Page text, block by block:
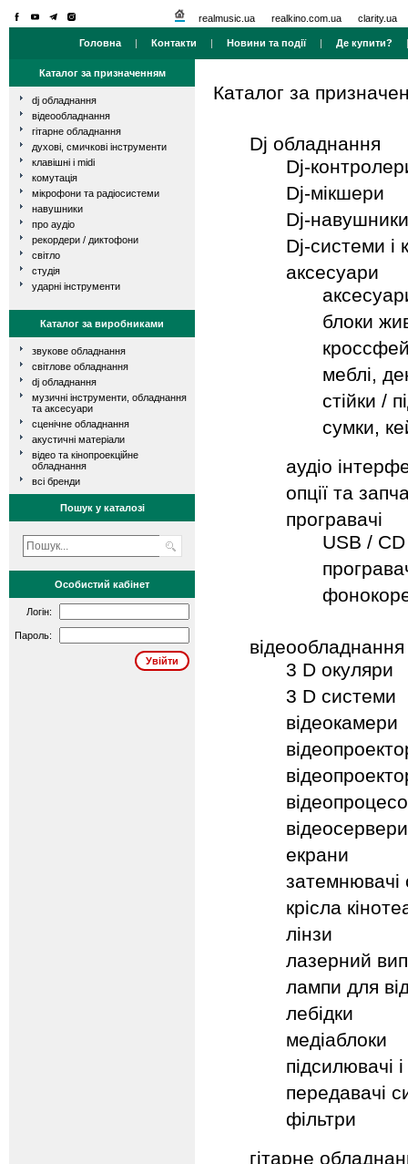
realmusic.ua realkino.com.ua clarity.ua
Головна | Контакти | Новини та події| Де купити?
Каталог за призначенням
dj обладнання
відеообладнання
гітарне обладнання
духові, смичкові інструменти
клавішні і midi
комутація
мікрофони та радіосистеми
навушники
про аудіо
рекордери / диктофони
світло
студія
ударні інструменти
Каталог за виробниками
звукове обладнання
світлове обладнання
dj обладнання
музичні інструменти, обладнання
та аксесуари
сценічне обладнання
акустичні матеріали
відео та кінопроекційне
обладнання
всі бренди
Пошук у каталозі
Особистий кабінет
Логін:
Пароль:
Каталог за
Dj обладнання
Dj-
Dj-мікшери
Dj-навушники
Dj-системи і
аксесуари
блоки
меблі,
стійки /
сумки,
аудіо
опції та
програвачі
USB /
відеообладнання
3 D окуляри
3 D системи
відеокамери
відеосервери
екрани
затемнювачі
крісла
лінзи
лазерний
лампи для
лебідки
медіаблоки
підсилювачі
передавачі
фільтри
гітарне